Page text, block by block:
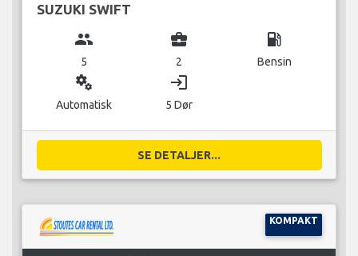
SUZUKI SWIFT
group
5
business_center
2
local_gas_station
Bensin
miscellaneous_services
Automatisk
login
5 Dør
SE DETALJER...
KOMPAKT